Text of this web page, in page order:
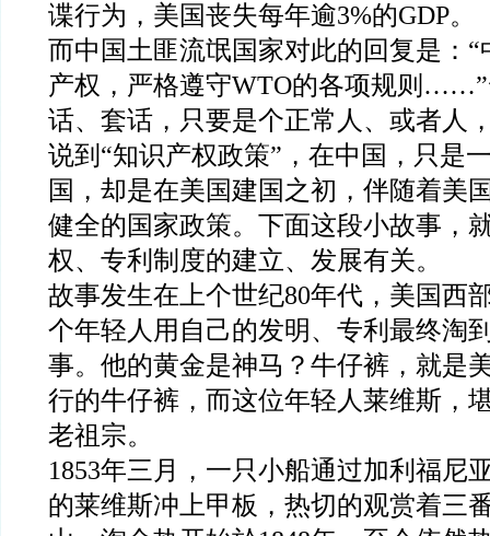
谍行为，美国丧失每年逾3%的GDP。
而中国土匪流氓国家对此的回复是：
产权，严格遵守WTO的各项规则
话、套话，只要是个正常人、或者人
说到“知识产权政策”，在中国，只是
国，却是在美国建国之初，伴随着美
健全的国家政策。下面这段小故事，
权、专利制度的建立、发展有关。
故事发生在上个世纪80年代，美国西
个年轻人用自己的发明、专利最终淘
事。他的黄金是神马？牛仔裤，就是
行的牛仔裤，而这位年轻人莱维斯，
老祖宗。
1853年三月，一只小船通过加利福尼
的莱维斯冲上甲板，热切的观赏着三